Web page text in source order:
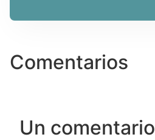
Comentarios
Un comentario